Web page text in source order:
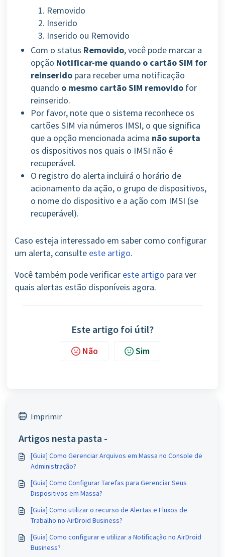
Removido
Inserido
Inserido ou Removido
Com o status Removido, você pode marcar a
opção Notificar-me quando o cartão SIM for
reinserido para receber uma notificação
quando o mesmo cartão SIM removido for
reinserido.
Por favor, note que o sistema reconhece os
cartões SIM via números IMSI, o que significa
que a opção mencionada acima não suporta
os dispositivos nos quais o IMSI não é
recuperável.
O registro do alerta incluirá o horário de
acionamento da ação, o grupo de dispositivos,
o nome do dispositivo e a ação com IMSI (se
recuperável).
Caso esteja interessado em saber como configurar
um alerta, consulte este artigo.
Você também pode verificar este artigo para ver
quais alertas estão disponíveis agora.
Este artigo foi útil?
Não Sim
Imprimir
Artigos nesta pasta -
[Guia] Como Gerenciar Arquivos em Massa no Console de
Administração?
[Guia] Como Configurar Tarefas para Gerenciar Seus
Dispositivos em Massa?
[Guia] Como utilizar o recurso de Alertas e Fluxos de
Trabalho no AirDroid Business?
[Guia] Como configurar e utilizar a Notificação no AirDroid
Business?